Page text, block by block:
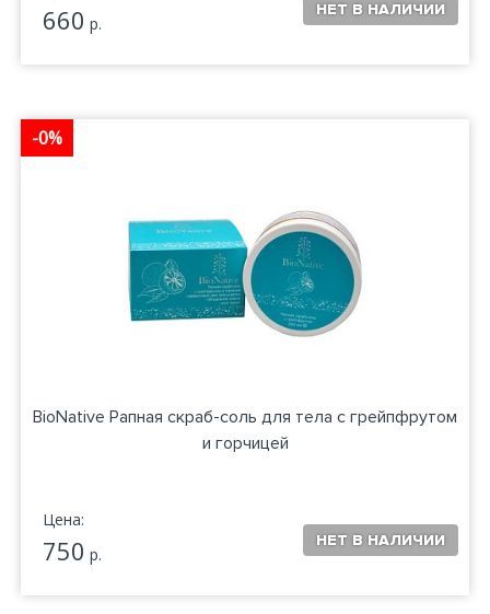
660 р.
-0%
BioNative Рапная скраб-соль для тела с грейпфрутом
и горчицей
Цена:
750 р.